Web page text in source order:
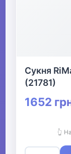
Сукня
(21781)
1652
👆